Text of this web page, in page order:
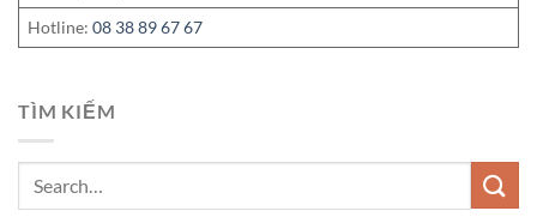
Hotline:08 38 89 67 67
TÌM KIẾM